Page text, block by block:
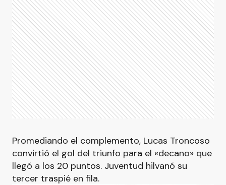
Promediando el complemento, Lucas Troncoso
convirtió el gol del triunfo para el «decano» que
llegó a los 20 puntos. Juventud hilvanó su
tercer traspié en fila.